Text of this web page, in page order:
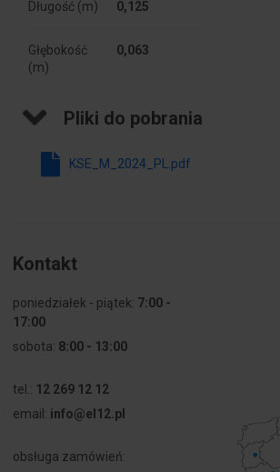
zasilającego
Napięcie
wyjściowe
24 ... - V
wyjściowy 1
Zakres
napięcia
Odporność
tak
Długość (m) 0,125
Głębokość
(m)
0,063
Pliki do pobrania
KSE_M_2024_PL.pdf
Kontakt
poniedziałek - piątek: 7:00 -
17:00
sobota: 8:00 - 13:00
tel.: 12 269 12 12
email: info@el12.pl
obsługa zamówień: